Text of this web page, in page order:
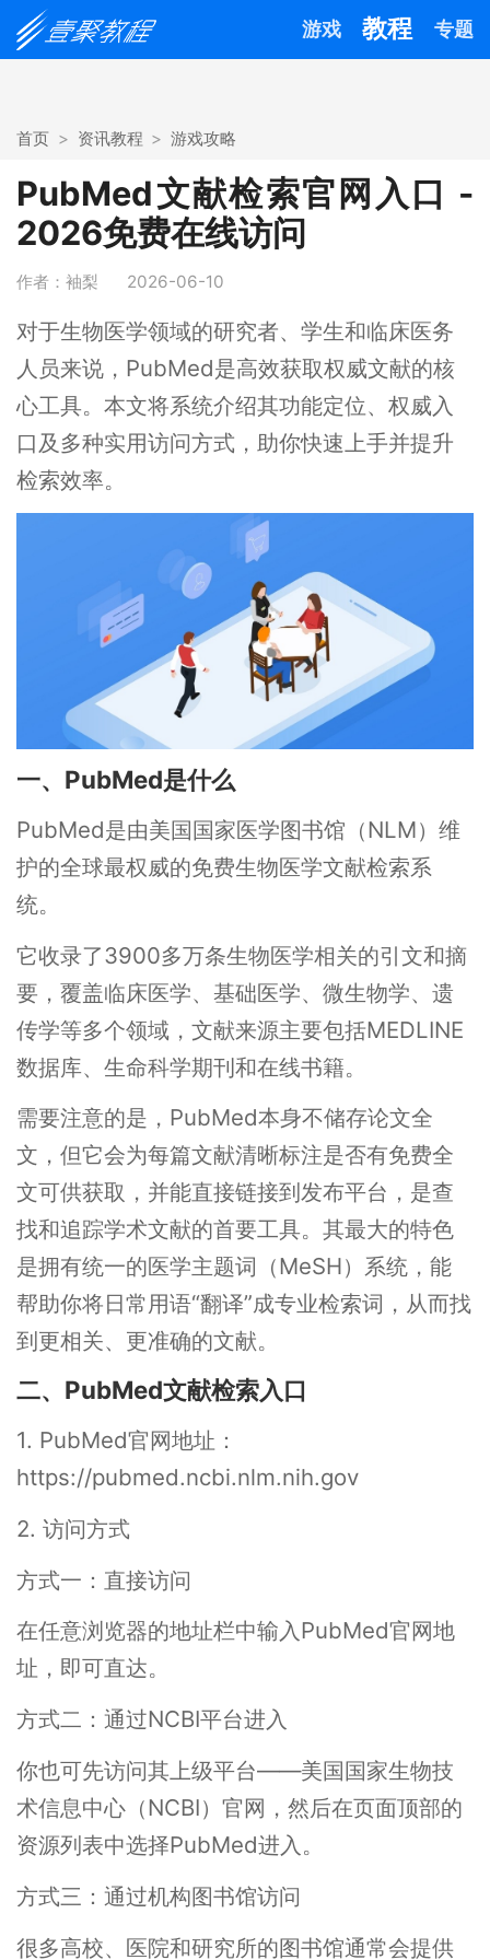
游戏 教程 专题
首页 资讯教程 游戏攻略
PubMed文献检索官网入口 -
2026免费在线访问
作者：袖梨 2026-06-10
对于生物医学领域的研究者、学生和临床医务
人员来说，PubMed是高效获取权威文献的核
心工具。本文将系统介绍其功能定位、权威入
口及多种实用访问方式，助你快速上手并提升
检索效率。
一、PubMed是什么
PubMed是由美国国家医学图书馆（NLM）维
护的全球最权威的免费生物医学文献检索系
统。
它收录了3900多万条生物医学相关的引文和摘
要，覆盖临床医学、基础医学、微生物学、遗
传学等多个领域，文献来源主要包括MEDLINE
数据库、生命科学期刊和在线书籍。
需要注意的是，PubMed本身不储存论文全
文，但它会为每篇文献清晰标注是否有免费全
文可供获取，并能直接链接到发布平台，是查
找和追踪学术文献的首要工具。其最大的特色
是拥有统一的医学主题词（MeSH）系统，能
帮助你将日常用语“翻译”成专业检索词，从而找
到更相关、更准确的文献。
二、PubMed文献检索入口
1. PubMed官网地址：
https://pubmed.ncbi.nlm.nih.gov
2. 访问方式
方式一：直接访问
在任意浏览器的地址栏中输入PubMed官网地
址，即可直达。
方式二：通过NCBI平台进入
你也可先访问其上级平台——美国国家生物技
术信息中心（NCBI）官网，然后在页面顶部的
资源列表中选择PubMed进入。
方式三：通过机构图书馆访问
很多高校、医院和研究所的图书馆通常会提供